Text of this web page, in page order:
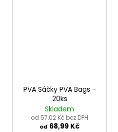
PVA Sáčky PVA Bags -
20ks
Skladem
od 57,02 Kč bez DPH
od 68,99 Kč